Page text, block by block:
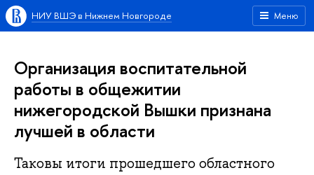
Меню
НИУ ВШЭ в Нижнем Новгороде
Организация воспитательной
работы в общежитии
нижегородской Вышки признана
лучшей в области
Таковы итоги прошедшего областного